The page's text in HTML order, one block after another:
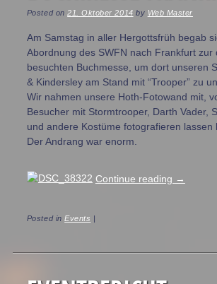
Posted on21. Oktober 2014 by Web Master
Am Samstag in aller Hergottsfrüh begab
Abordnung des SWFN nach Frankfurt zur
besuchten Buchmesse, um dort unseren
& Kindersley am Stand mit “Trooper” zu
Wir nahmen unsere Hoth-Fotowand mit,
Besucher mit Stormtrooper, Darth Vader,
und andere Kostüme fotografieren lassen
Der Andrang war enorm.
Continue reading →
Posted inEvents |